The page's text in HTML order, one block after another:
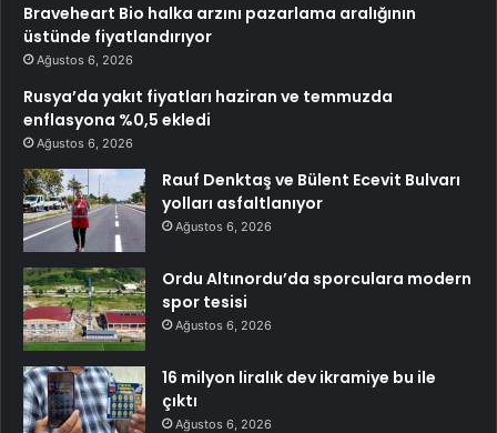
Braveheart Bio halka arzını pazarlama aralığının
üstünde fiyatlandırıyor
Ağustos 6, 2026
Rusya’da yakıt fiyatları haziran ve temmuzda
enflasyona %0,5 ekledi
Ağustos 6, 2026
Rauf Denktaş ve Bülent Ecevit Bulvarı
yolları asfaltlanıyor
Ağustos 6, 2026
Ordu Altınordu’da sporculara modern
spor tesisi
Ağustos 6, 2026
16 milyon liralık dev ikramiye bu ile
çıktı
Ağustos 6, 2026